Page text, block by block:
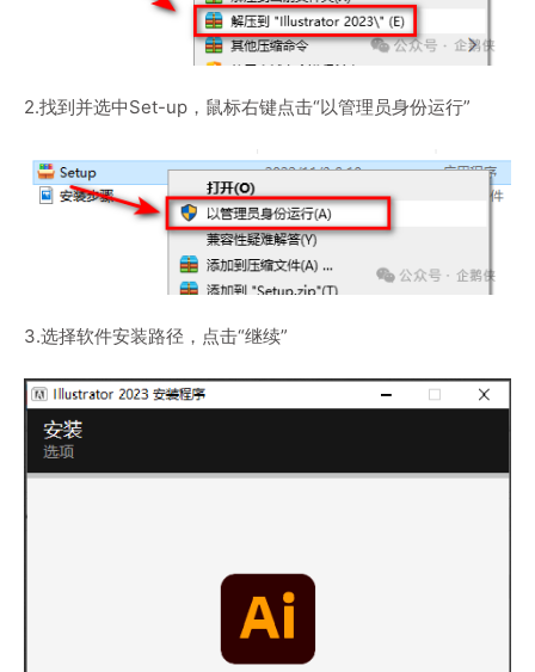
2.找到并选中Set-up，鼠标右键点击“以管理员身份运行”
3.选择软件安装路径，点击“继续”